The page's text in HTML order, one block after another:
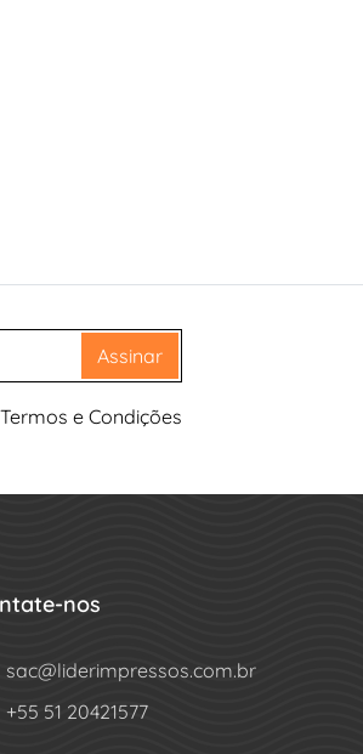
detalhe. Perfeitas para
Assinar
e Condições
nos
sac@liderimpressos.com.br
+55 51 20421577